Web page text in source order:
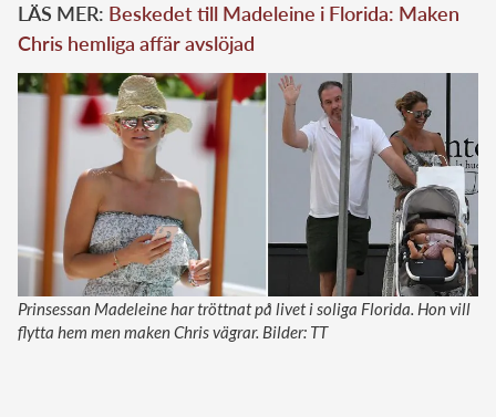
LÄS MER: Beskedet till Madeleine i Florida: Maken
Chris hemliga affär avslöjad
Prinsessan Madeleine har tröttnat på livet i soliga Florida. Hon vill
flytta hem men maken Chris vägrar. Bilder: TT